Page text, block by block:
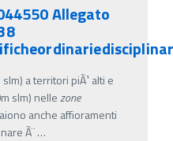
Allegato
a territori piÃ¹ alti e
slm) nellezone
anche affioramenti
Ã¨…